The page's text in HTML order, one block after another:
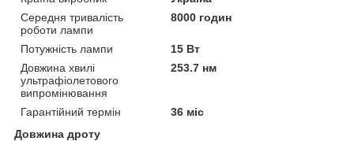
Середня тривалість
роботи лампи
8000 годин
Потужність лампи
15 Вт
Довжина хвилі
ультрафіолетового
випромінювання
253.7 нм
Гарантійний термін
36 міс
Довжина дроту